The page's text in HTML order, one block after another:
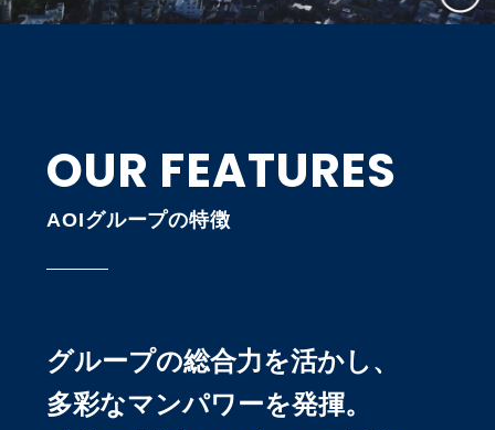
OUR FEATURES
AOIグループの特徴
グループの総合力を活かし、
多彩なマンパワーを発揮。